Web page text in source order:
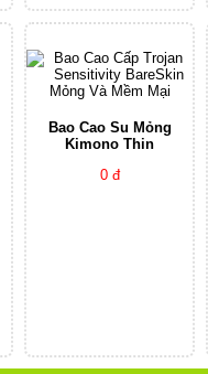
Bao Cao Su Mỏng
Kimono Thin
0 đ